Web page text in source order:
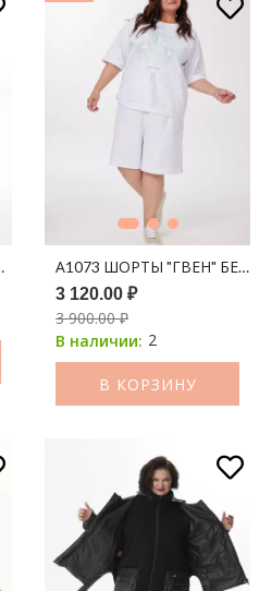
"ДЕБОРА" КОФЕ
А1073 ШОРТЫ "ГВЕН" БЕЛЫЙ
3 120.00 ₽
3 900.00 ₽
В наличии: 2
В КОРЗИНУ